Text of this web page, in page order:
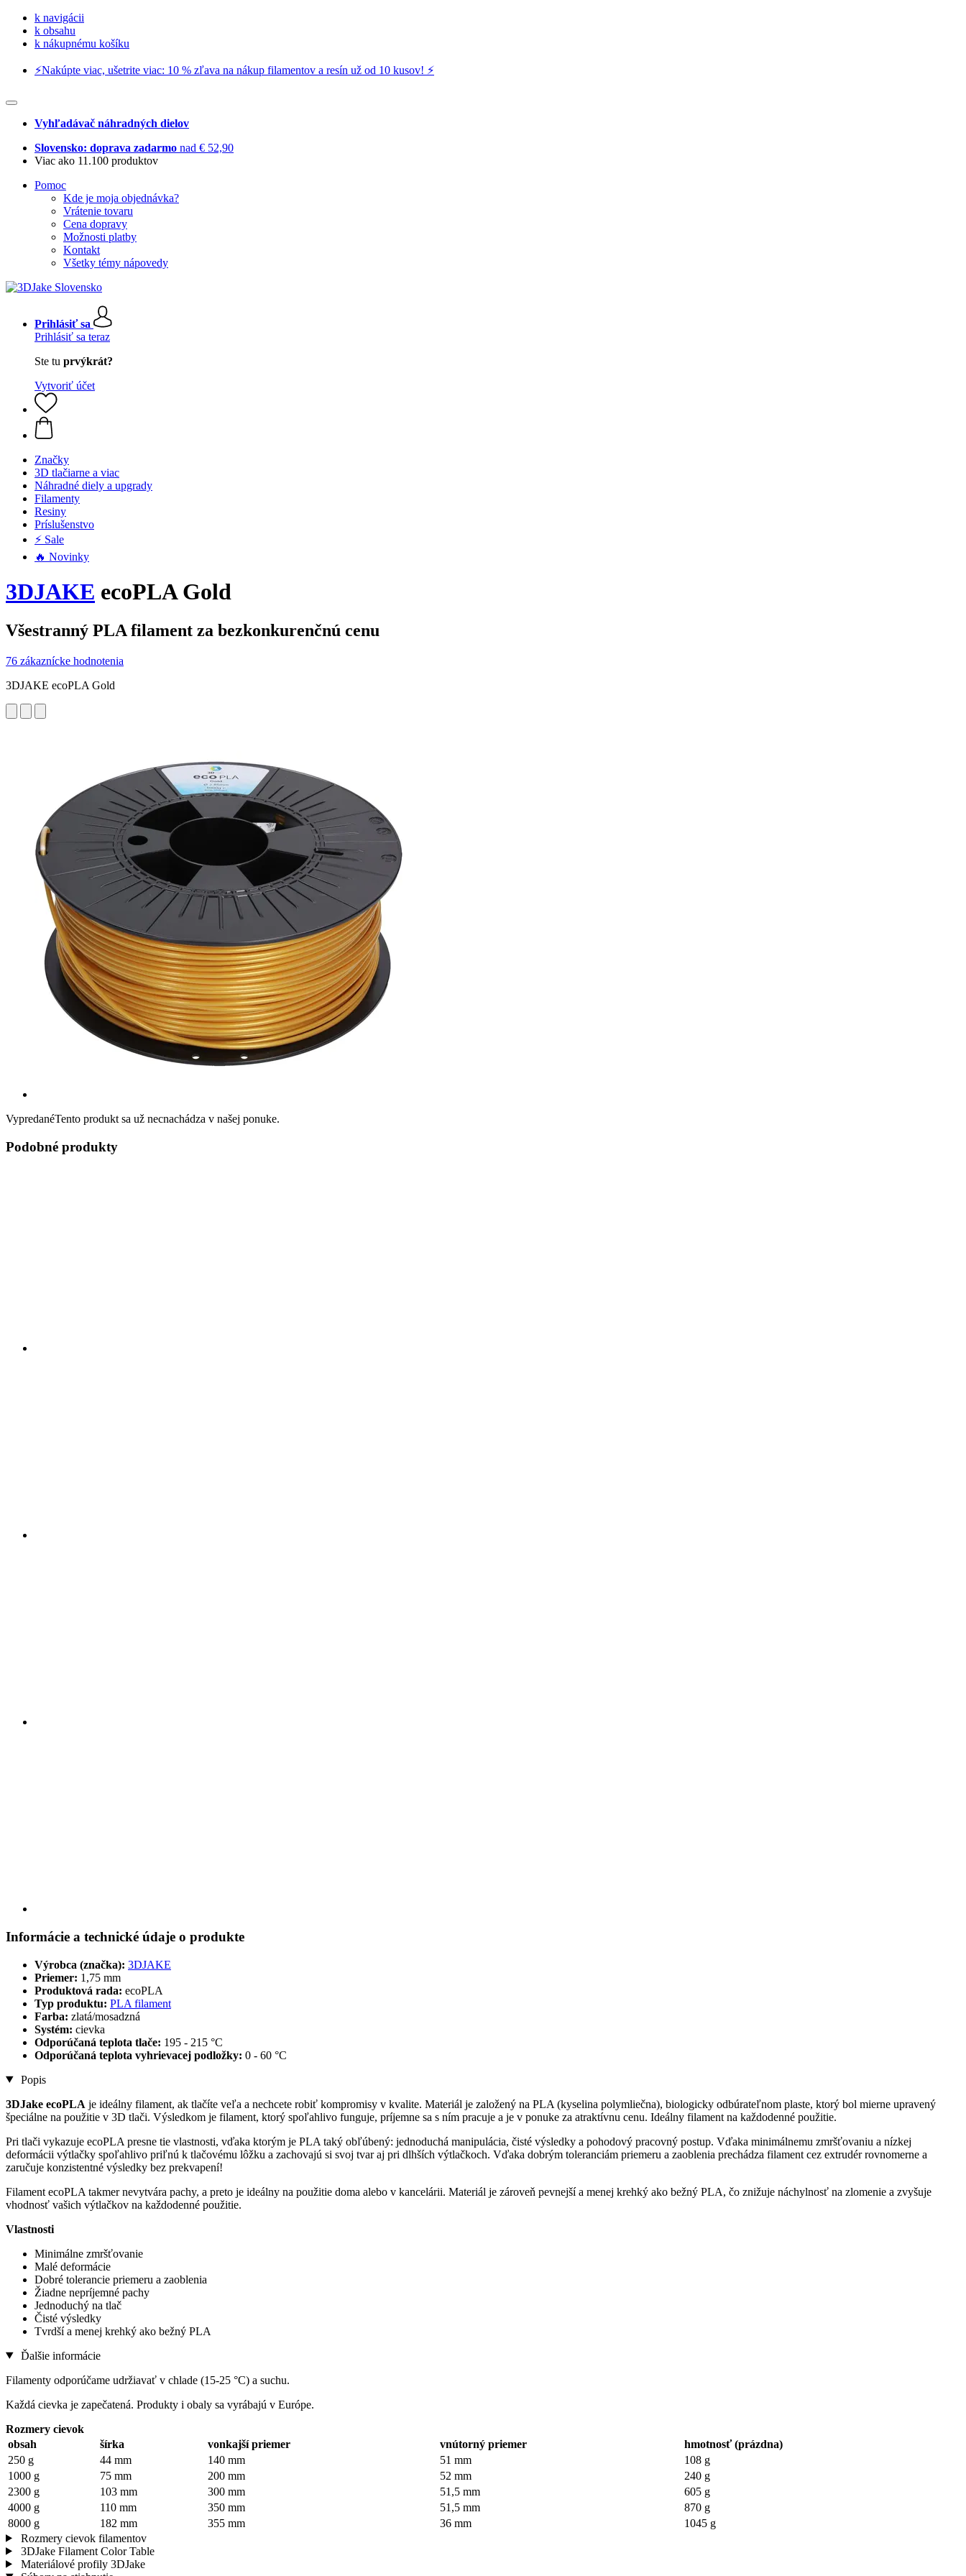
k navigácii
k obsahu
k nákupnému košíku
⚡️Nakúpte viac, ušetrite viac: 10 % zľava na nákup filamentov a resín už od 10 kusov! ⚡️
Vyhľadávač náhradných dielov
Slovensko: doprava zadarmo nad € 52,90
Viac ako 11.100 produktov
Pomoc
Kde je moja objednávka?
Vrátenie tovaru
Cena dopravy
Možnosti platby
Kontakt
Všetky témy nápovedy
Prihlásiť sa
Prihlásiť sa teraz
Ste tu prvýkrát?
Vytvoriť účet
Značky
3D tlačiarne a viac
Náhradné diely a upgrady
Filamenty
Resiny
Príslušenstvo
⚡ Sale
🔥 Novinky
3DJAKE ecoPLA Gold
Všestranný PLA filament za bezkonkurenčnú cenu
76 zákaznícke hodnotenia
3DJAKE ecoPLA Gold
VypredanéTento produkt sa už necnachádza v našej ponuke.
Podobné produkty
Informácie a technické údaje o produkte
Výrobca (značka): 3DJAKE
Priemer: 1,75 mm
Produktová rada: ecoPLA
Typ produktu: PLA filament
Farba: zlatá/mosadzná
Systém: cievka
Odporúčaná teplota tlače: 195 - 215 °C
Odporúčaná teplota vyhrievacej podložky: 0 - 60 °C
Popis
3DJake ecoPLA je ideálny filament, ak tlačíte veľa a nechcete robiť kompromisy v kvalite. Materiál je založený na PLA (kyselina polymliečna), biologicky odbúrateľnom plaste, ktorý bol mierne upravený
špeciálne na použitie v 3D tlači. Výsledkom je filament, ktorý spoľahlivo funguje, príjemne sa s ním pracuje a je v ponuke za atraktívnu cenu. Ideálny filament na každodenné použitie.
Pri tlači vykazuje ecoPLA presne tie vlastnosti, vďaka ktorým je PLA taký obľúbený: jednoduchá manipulácia, čisté výsledky a pohodový pracovný postup. Vďaka minimálnemu zmršťovaniu a nízkej
deformácii výtlačky spoľahlivo priľnú k tlačovému lôžku a zachovajú si svoj tvar aj pri dlhších výtlačkoch. Vďaka dobrým toleranciám priemeru a zaoblenia prechádza filament cez extrudér rovnomerne a
zaručuje konzistentné výsledky bez prekvapení!
Filament ecoPLA takmer nevytvára pachy, a preto je ideálny na použitie doma alebo v kancelárii. Materiál je zároveň pevnejší a menej krehký ako bežný PLA, čo znižuje náchylnosť na zlomenie a zvyšuje
vhodnosť vašich výtlačkov na každodenné použitie.
Vlastnosti
Minimálne zmršťovanie
Malé deformácie
Dobré tolerancie priemeru a zaoblenia
Žiadne nepríjemné pachy
Jednoduchý na tlač
Čisté výsledky
Tvrdší a menej krehký ako bežný PLA
Ďalšie informácie
Filamenty odporúčame udržiavať v chlade (15-25 °C) a suchu.
Každá cievka je zapečatená. Produkty i obaly sa vyrábajú v Európe.
Rozmery cievok
obsah
šírka vonkajší priemer vnútorný priemer
hmotnosť (prázdna)
250 g
44 mm 140 mm 51 mm
108 g
1000 g
75 mm 200 mm 52 mm
240 g
2300 g
103 mm 300 mm 51,5 mm
605 g
4000 g
110 mm 350 mm 51,5 mm
870 g
8000 g
182 mm 355 mm 36 mm
1045 g
Rozmery cievok filamentov
3DJake Filament Color Table
Materiálové profily 3DJake